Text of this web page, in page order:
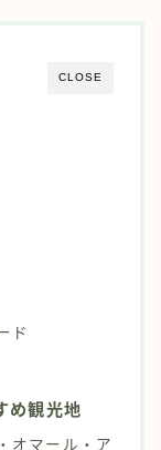
CLOSE
ド
め観光地
オマール・ア